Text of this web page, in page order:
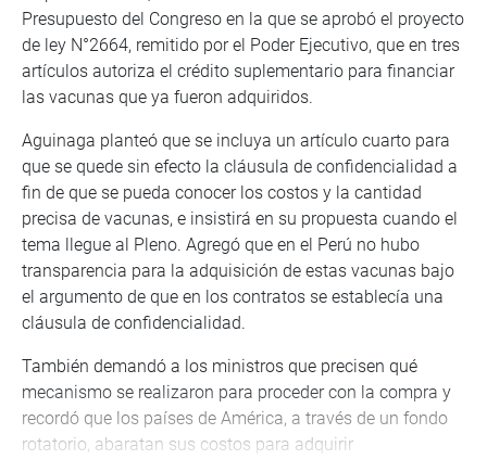
Presupuesto del Congreso en la que se aprobó el proyecto
de ley N°2664, remitido por el Poder Ejecutivo, que en tres
artículos autoriza el crédito suplementario para financiar
las vacunas que ya fueron adquiridos.
Aguinaga planteó que se incluya un artículo cuarto para
que se quede sin efecto la cláusula de confidencialidad a
fin de que se pueda conocer los costos y la cantidad
precisa de vacunas, e insistirá en su propuesta cuando el
tema llegue al Pleno. Agregó que en el Perú no hubo
transparencia para la adquisición de estas vacunas bajo
el argumento de que en los contratos se establecía una
cláusula de confidencialidad.
También demandó a los ministros que precisen qué
mecanismo se realizaron para proceder con la compra y
recordó que los países de América, a través de un fondo
rotatorio, abaratan sus costos para adquirir